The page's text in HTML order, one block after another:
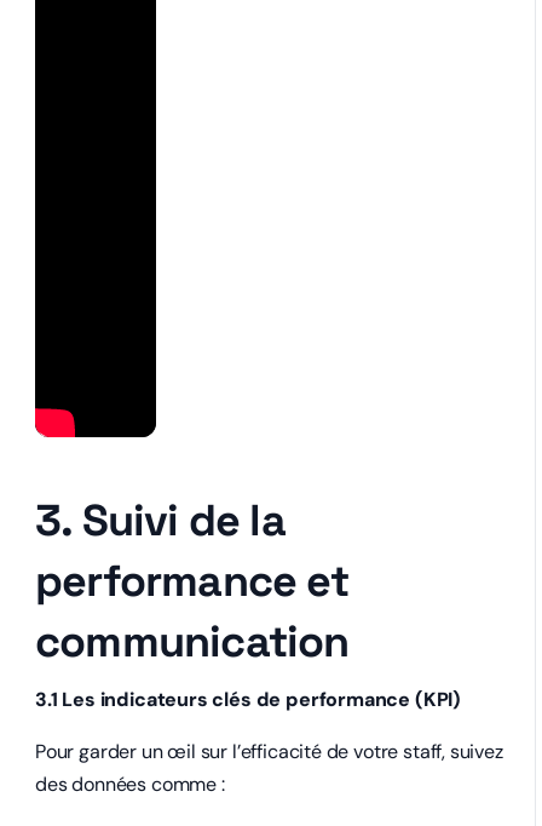
3. Suivi de la
performance et
communication
3.1 Les indicateurs clés de performance (KPI)
Pour garder un œil sur l’efficacité de votre staff, suivez
des données comme :